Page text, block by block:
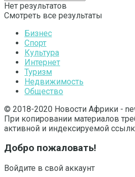
Нет результатов
Смотреть все результаты
Бизнес
Спорт
Культура
Интернет
Туризм
Недвижимость
Общество
© 2018-2020 Новости Африки -
При копировании материалов
активной и индексируемой
Добро пожаловать!
Войдите в свой аккаунт